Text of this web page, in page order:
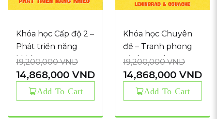
Khóa học Cấp độ 2 –
Phát triển năng
khiếu
19,200,000VND
Original
price
14,868,000 VND
Current
price
Add To Cart
Khóa học Chuyên
đề – Tranh phong
cảnh từ màu
Leningrad &
Gouache
19,200,000VND
Original
price
14,868,000 VND
Current
price
Add To Cart